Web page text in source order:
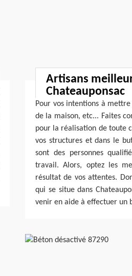
Artisans
Chateauponsac
Pour vos intentions à
de la maison, etc... Faites
pour la réalisation de toute
vos structures et dans le
sont des personnes
travail. Alors, optez les
résultat de vos attentes.
qui se situe dans
venir en aide à effectuer un